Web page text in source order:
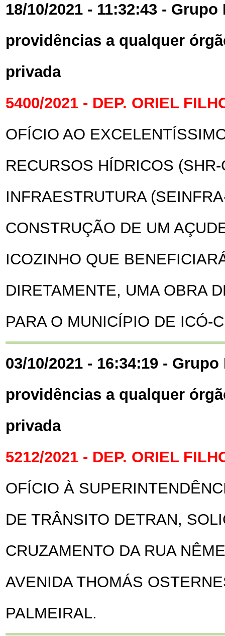
18/10/2021 - 11:32:43 -
providências a qualquer
privada
5400/2021 - DEP. ORIEL
OFÍCIO AO
RECURSOS HÍDRICOS
INFRAESTRUTURA
CONSTRUÇÃO DE UM
ICOZINHO QUE
DIRETAMENTE, UMA OBRA
PARA O MUNICÍPIO DE ICÓ-
03/10/2021 - 16:34:19 -
providências a qualquer
privada
5212/2021 - DEP. ORIEL
OFÍCIO À
DE TRÂNSITO DETRAN,
CRUZAMENTO DA RUA
AVENIDA THOMÁS
PALMEIRAL.